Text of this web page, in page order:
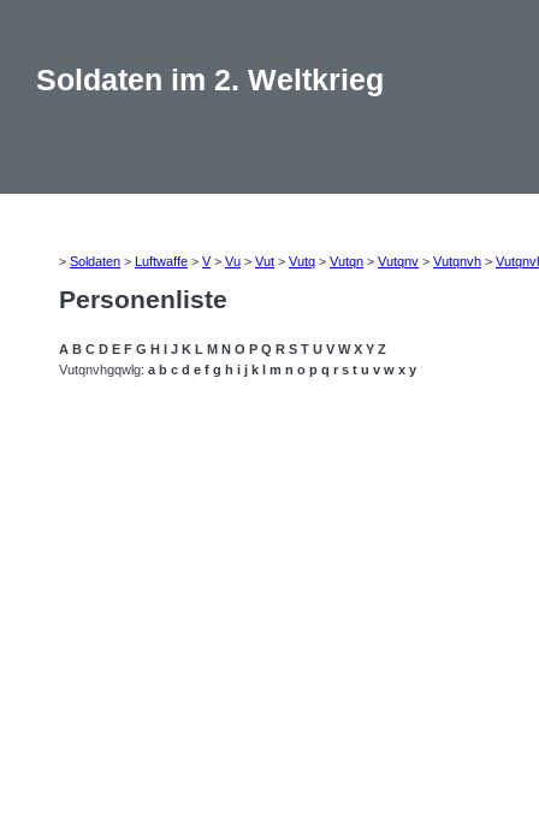
Soldaten im 2. Weltkrieg
> Soldaten > Luftwaffe > V> Vu > Vut > Vutq > Vutqn > Vutqnv > Vutqnvh >
Personenliste
A B C D E F G H I J K L M N O P Q R S T U V W X Y Z
Vutqnvhgqwlg: a b c d e f g h i j k l m n o p q r s t u v w x y